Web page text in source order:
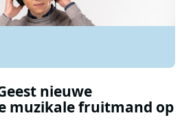
nieuwe
muzikale fruitmand op